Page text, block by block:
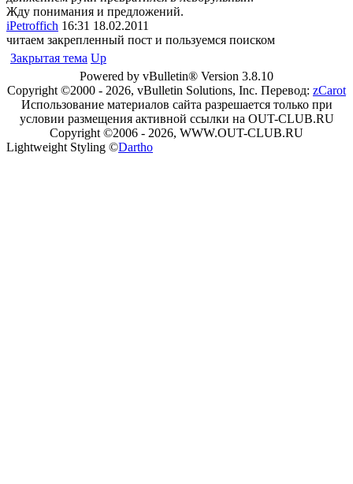
Жду понимания и предложений.
iPetroffich 16:31 18.02.2011
читаем закрепленный пост и пользуемся поиском
Закрытая тема Up
Powered by vBulletin® Version 3.8.10
Copyright ©2000 - 2026, vBulletin Solutions, Inc. Перевод: zCarot
Использование материалов сайта разрешается только при
условии размещения активной ссылки на OUT-CLUB.RU
Copyright ©2006 - 2026, WWW.OUT-CLUB.RU
Lightweight Styling ©Dartho